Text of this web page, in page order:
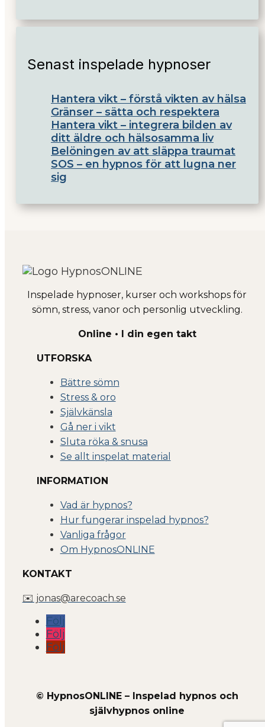
Senast inspelade hypnoser
Hantera vikt – förstå vikten av hälsa
Gränser – sätta och respektera
Hantera vikt – integrera bilden av
ditt äldre och hälsosamma liv
Belöningen av att släppa traumat
SOS – en hypnos för att lugna ner
sig
Inspelade hypnoser, kurser och workshops för
sömn, stress, vanor och personlig utveckling.
Online • I din egen takt
UTFORSKA
Bättre sömn
Stress & oro
Självkänsla
Gå ner i vikt
Sluta röka & snusa
Se allt inspelat material
INFORMATION
Vad är hypnos?
Hur fungerar inspelad hypnos?
Vanliga frågor
Om HypnosONLINE
KONTAKT
✉️ jonas@arecoach.se
Följ
Följ
Följ
© HypnosONLINE – Inspelad hypnos och
självhypnos online